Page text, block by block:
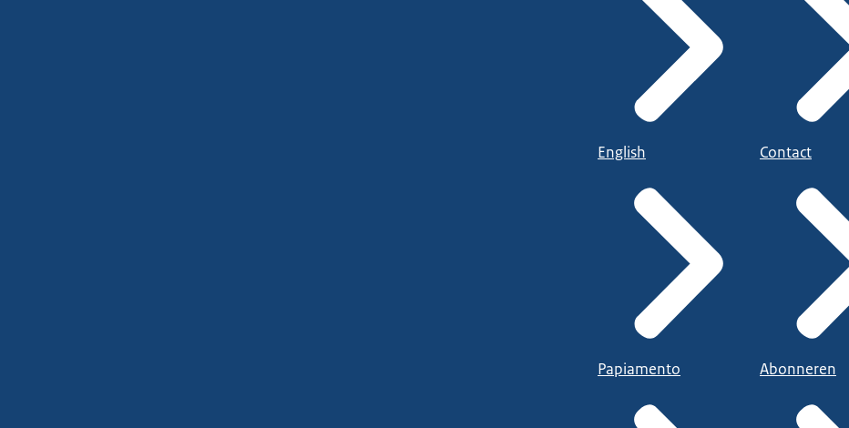
English
Papiamento
Contact
Abonneren